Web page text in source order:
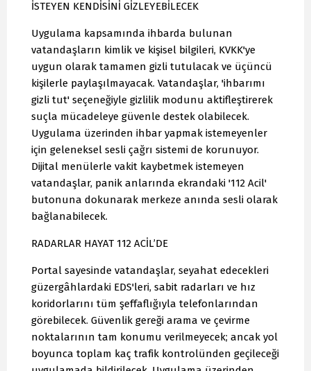
İSTEYEN KENDİSİNİ GİZLEYEBİLECEK
Uygulama kapsamında ihbarda bulunan
vatandaşların kimlik ve kişisel bilgileri, KVKK'ye
uygun olarak tamamen gizli tutulacak ve üçüncü
kişilerle paylaşılmayacak. Vatandaşlar, 'ihbarımı
gizli tut' seçeneğiyle gizlilik modunu aktifleştirerek
suçla mücadeleye güvenle destek olabilecek.
Uygulama üzerinden ihbar yapmak istemeyenler
için geleneksel sesli çağrı sistemi de korunuyor.
Dijital menülerle vakit kaybetmek istemeyen
vatandaşlar, panik anlarında ekrandaki '112 Acil'
butonuna dokunarak merkeze anında sesli olarak
bağlanabilecek.
RADARLAR HAYAT 112 ACİL’DE
Portal sayesinde vatandaşlar, seyahat edecekleri
güzergâhlardaki EDS'leri, sabit radarları ve hız
koridorlarını tüm şeffaflığıyla telefonlarından
görebilecek. Güvenlik gereği arama ve çevirme
noktalarının tam konumu verilmeyecek; ancak yol
boyunca toplam kaç trafik kontrolünden geçileceği